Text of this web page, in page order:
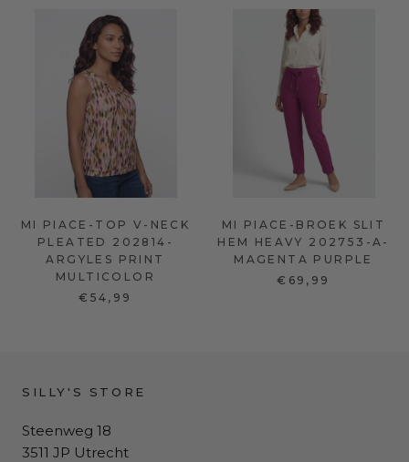
MI PIACE-TOP V-NECK
PLEATED 202814-
ARGYLES PRINT
MULTICOLOR
€54,99
MI PIACE-BROEK SLIT
HEM HEAVY 202753-A-
MAGENTA PURPLE
€69,99
SILLY'S STORE
Steenweg 18
3511 JP Utrecht